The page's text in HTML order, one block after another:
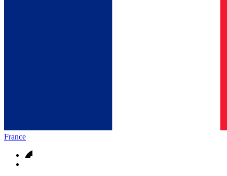
France